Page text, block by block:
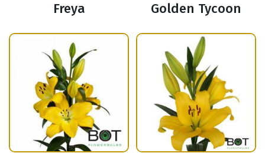
Freya Golden Tycoon